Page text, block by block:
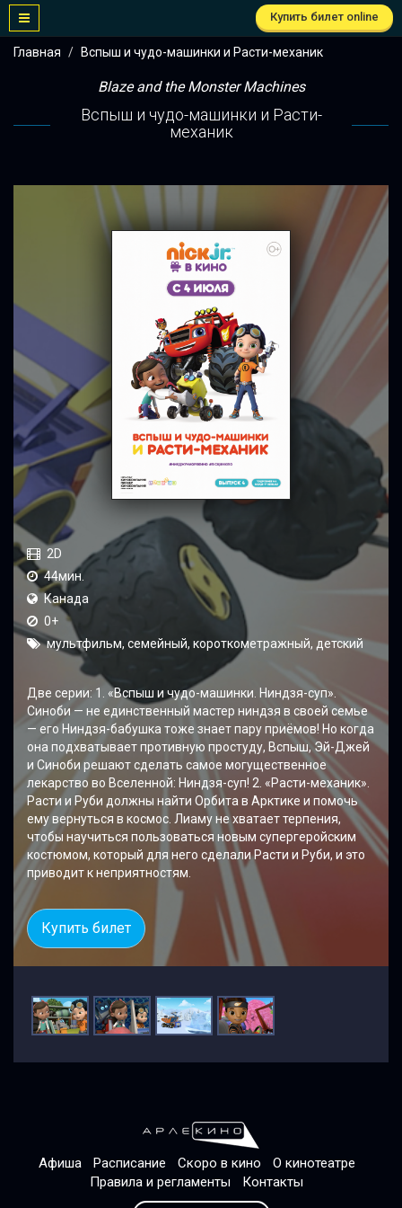
Купить билет online
Главная Вспыш и чудо-машинки и Расти-механик
Blaze and the Monster Machines
Вспыш и чудо-машинки и Расти-
механик
2D
44мин.
Канада
0+
мультфильм, семейный, короткометражный, детский
Две серии: 1. «Вспыш и чудо-машинки. Ниндзя-суп».
Синоби — не единственный мастер ниндзя в своей семье
— его Ниндзя-бабушка тоже знает пару приёмов! Но когда
она подхватывает противную простуду, Вспыш, Эй-Джей
и Синоби решают сделать самое могущественное
лекарство во Вселенной: Ниндзя-суп! 2. «Расти-механик».
Расти и Руби должны найти Орбита в Арктике и помочь
ему вернуться в космос. Лиаму не хватает терпения,
чтобы научиться пользоваться новым супергеройским
костюмом, который для него сделали Расти и Руби, и это
приводит к неприятностям.
Купить билет
Афиша Расписание Скоро в кино
О кинотеатре
Правила и регламенты
Контакты